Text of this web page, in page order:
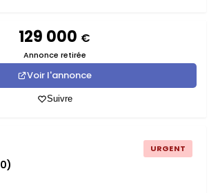
129 000 €
Annonce retirée
Voir l'annonce
Suivre
URGENT